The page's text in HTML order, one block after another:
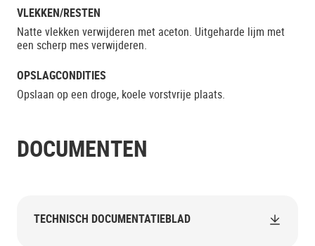
VLEKKEN/RESTEN
Natte vlekken verwijderen met aceton. Uitgeharde lijm met
een scherp mes verwijderen.
OPSLAGCONDITIES
Opslaan op een droge, koele vorstvrije plaats.
DOCUMENTEN
TECHNISCH DOCUMENTATIEBLAD